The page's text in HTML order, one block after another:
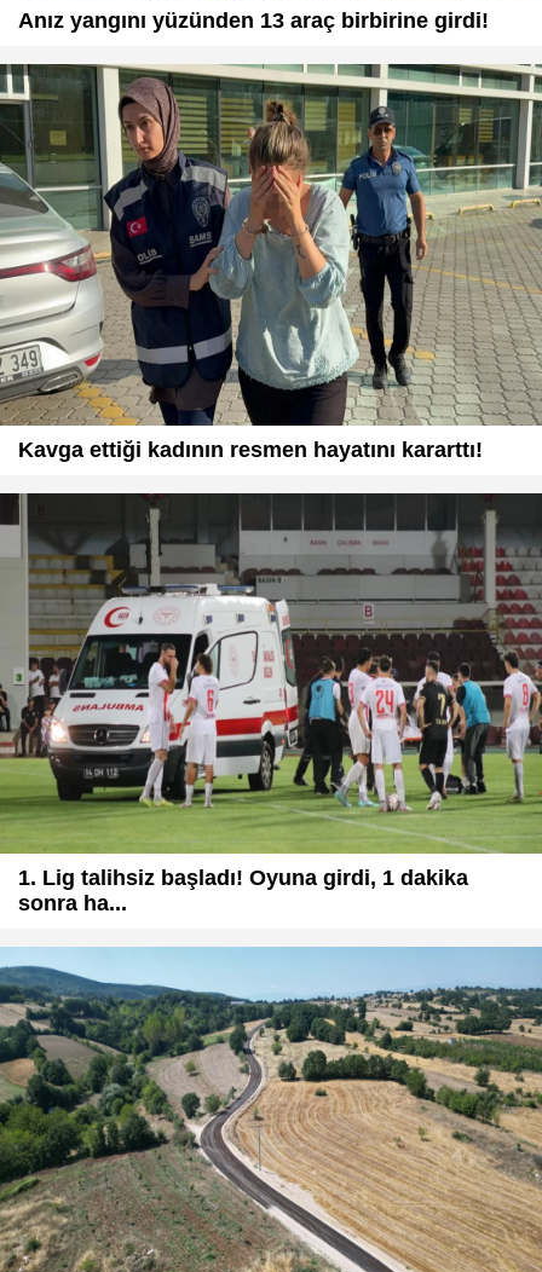
Anız yangını yüzünden 13 araç birbirine girdi!
Kavga ettiği kadının resmen hayatını kararttı!
1. Lig talihsiz başladı! Oyuna girdi, 1 dakika
sonra ha...